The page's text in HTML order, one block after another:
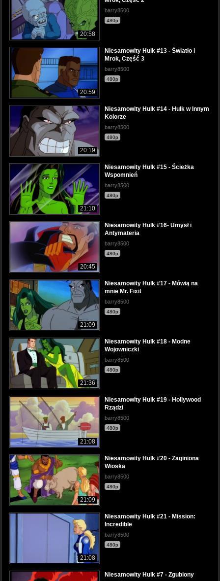
20:58
barry8500
480p
20:59
Niesamowity Hulk #13 - Światło i
Mrok, Część 3
barry8500
480p
20:19
Niesamowity Hulk #14 - Hulk w Innym
Kolorze
barry8500
480p
21:10
Niesamowity Hulk #15 - Ścieżka
Wspomnień
barry8500
480p
20:45
Niesamowity Hulk #16- Umysł i
Antymateria
barry8500
480p
21:09
Niesamowity Hulk #17 - Mówią na
mnie Mr. Fixit
barry8500
480p
21:36
Niesamowity Hulk #18 - Modne
Wojowniczki
barry8500
480p
21:08
Niesamowity Hulk #19 - Hollywood
Rządzi
barry8500
480p
21:09
Niesamowity Hulk #20 - Zaginiona
Wioska
barry8500
480p
21:08
Niesamowity Hulk #21 - Mission:
Incredible
barry8500
480p
Niesamowity Hulk #7 - Zgubiony